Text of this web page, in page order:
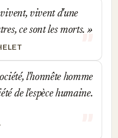
vivent d'une
ce sont les morts.
l'honnête homme
de l'espèce humaine.